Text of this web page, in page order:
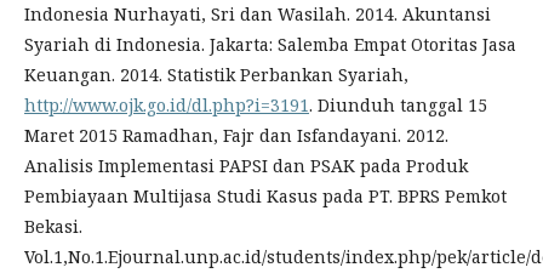
Indonesia Nurhayati, Sri dan Wasilah. 2014. Akuntansi
Syariah di Indonesia. Jakarta: Salemba Empat Otoritas Jasa
Keuangan. 2014. Statistik Perbankan Syariah,
http://www.ojk.go.id/dl.php?i=3191. Diunduh tanggal 15
Maret 2015 Ramadhan, Fajr dan Isfandayani. 2012.
Analisis Implementasi PAPSI dan PSAK pada Produk
Pembiayaan Multijasa Studi Kasus pada PT. BPRS Pemkot
Bekasi.
Vol.1,No.1.Ejournal.unp.ac.id/students/index.php/pek/article/